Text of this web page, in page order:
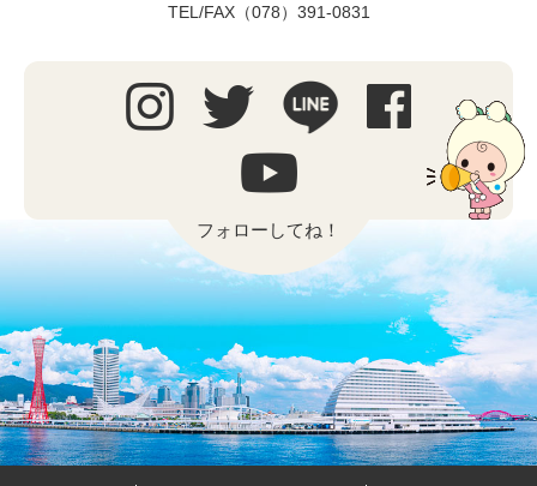
TEL/FAX（078）391-0831
フォローしてね！